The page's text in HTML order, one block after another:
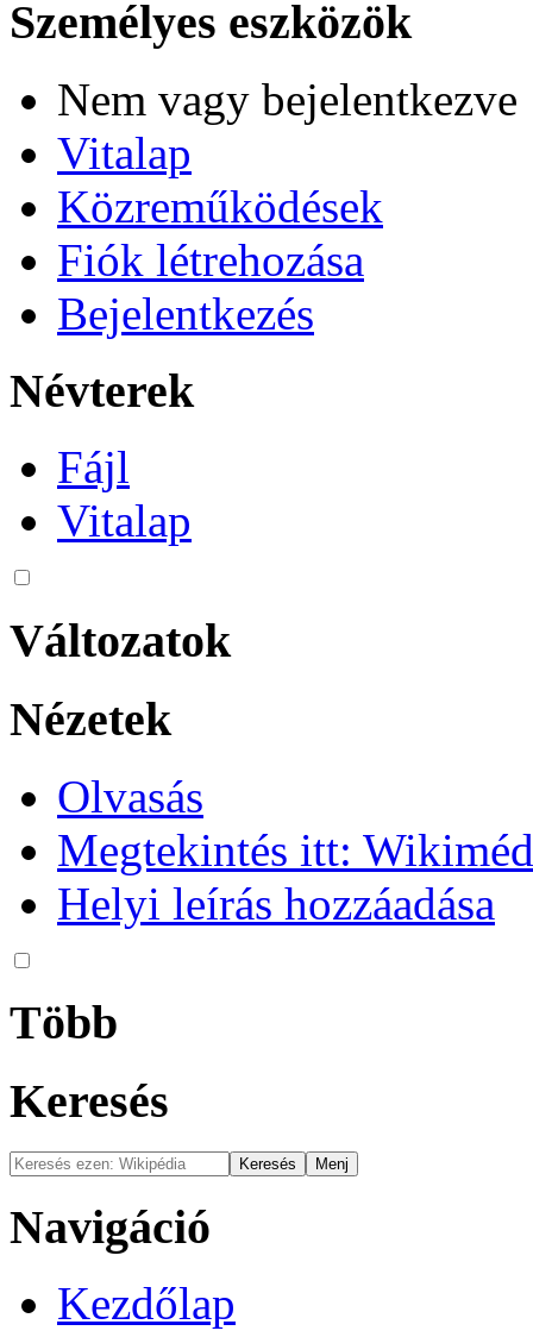
Személyes eszközök
Nem vagy bejelentkezve
Vitalap
Közreműködések
Fiók létrehozása
Bejelentkezés
Névterek
Fájl
Vitalap
Változatok
Nézetek
Olvasás
Megtekintés itt:
Helyi leírás hozzáadása
Több
Keresés
Navigáció
Kezdőlap